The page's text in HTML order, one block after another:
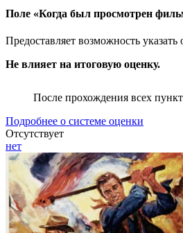
Поле «Когда был просмотрен
Предоставляет возможность
Не влияет на итоговую оценку.
После прохождения всех
Подробнее о системе оценки
Отсутствует
нет